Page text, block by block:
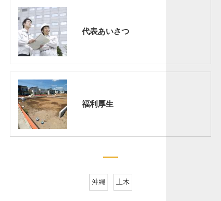
代表あいさつ
福利厚生
沖縄 土木